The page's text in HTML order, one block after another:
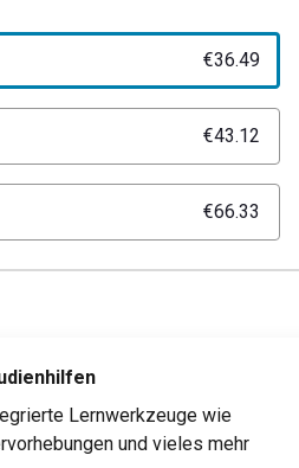
€36.49
€43.12
€66.33
Lernwerkzeuge wie
und vieles mehr